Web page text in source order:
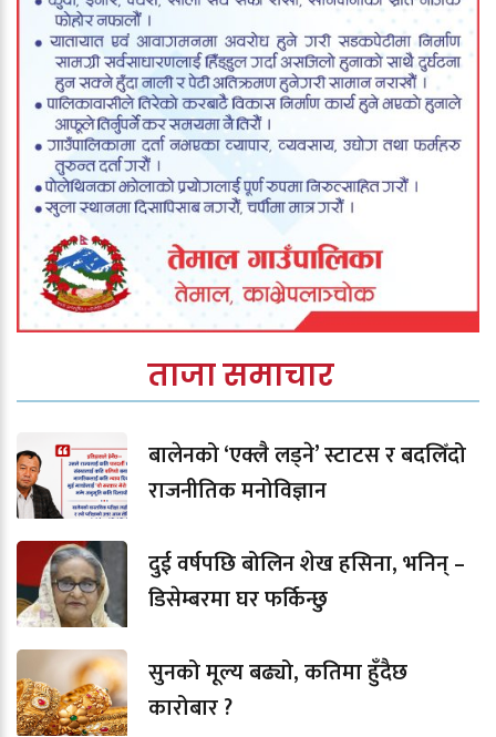
ताजा समाचार
बालेनको ‘एक्लै लड्ने’ स्टाटस र बदलिँदो
राजनीतिक मनोविज्ञान
दुई वर्षपछि बोलिन शेख हसिना, भनिन् –
डिसेम्बरमा घर फर्किन्छु
सुनको मूल्य बढ्यो, कतिमा हुँदैछ
कारोबार ?